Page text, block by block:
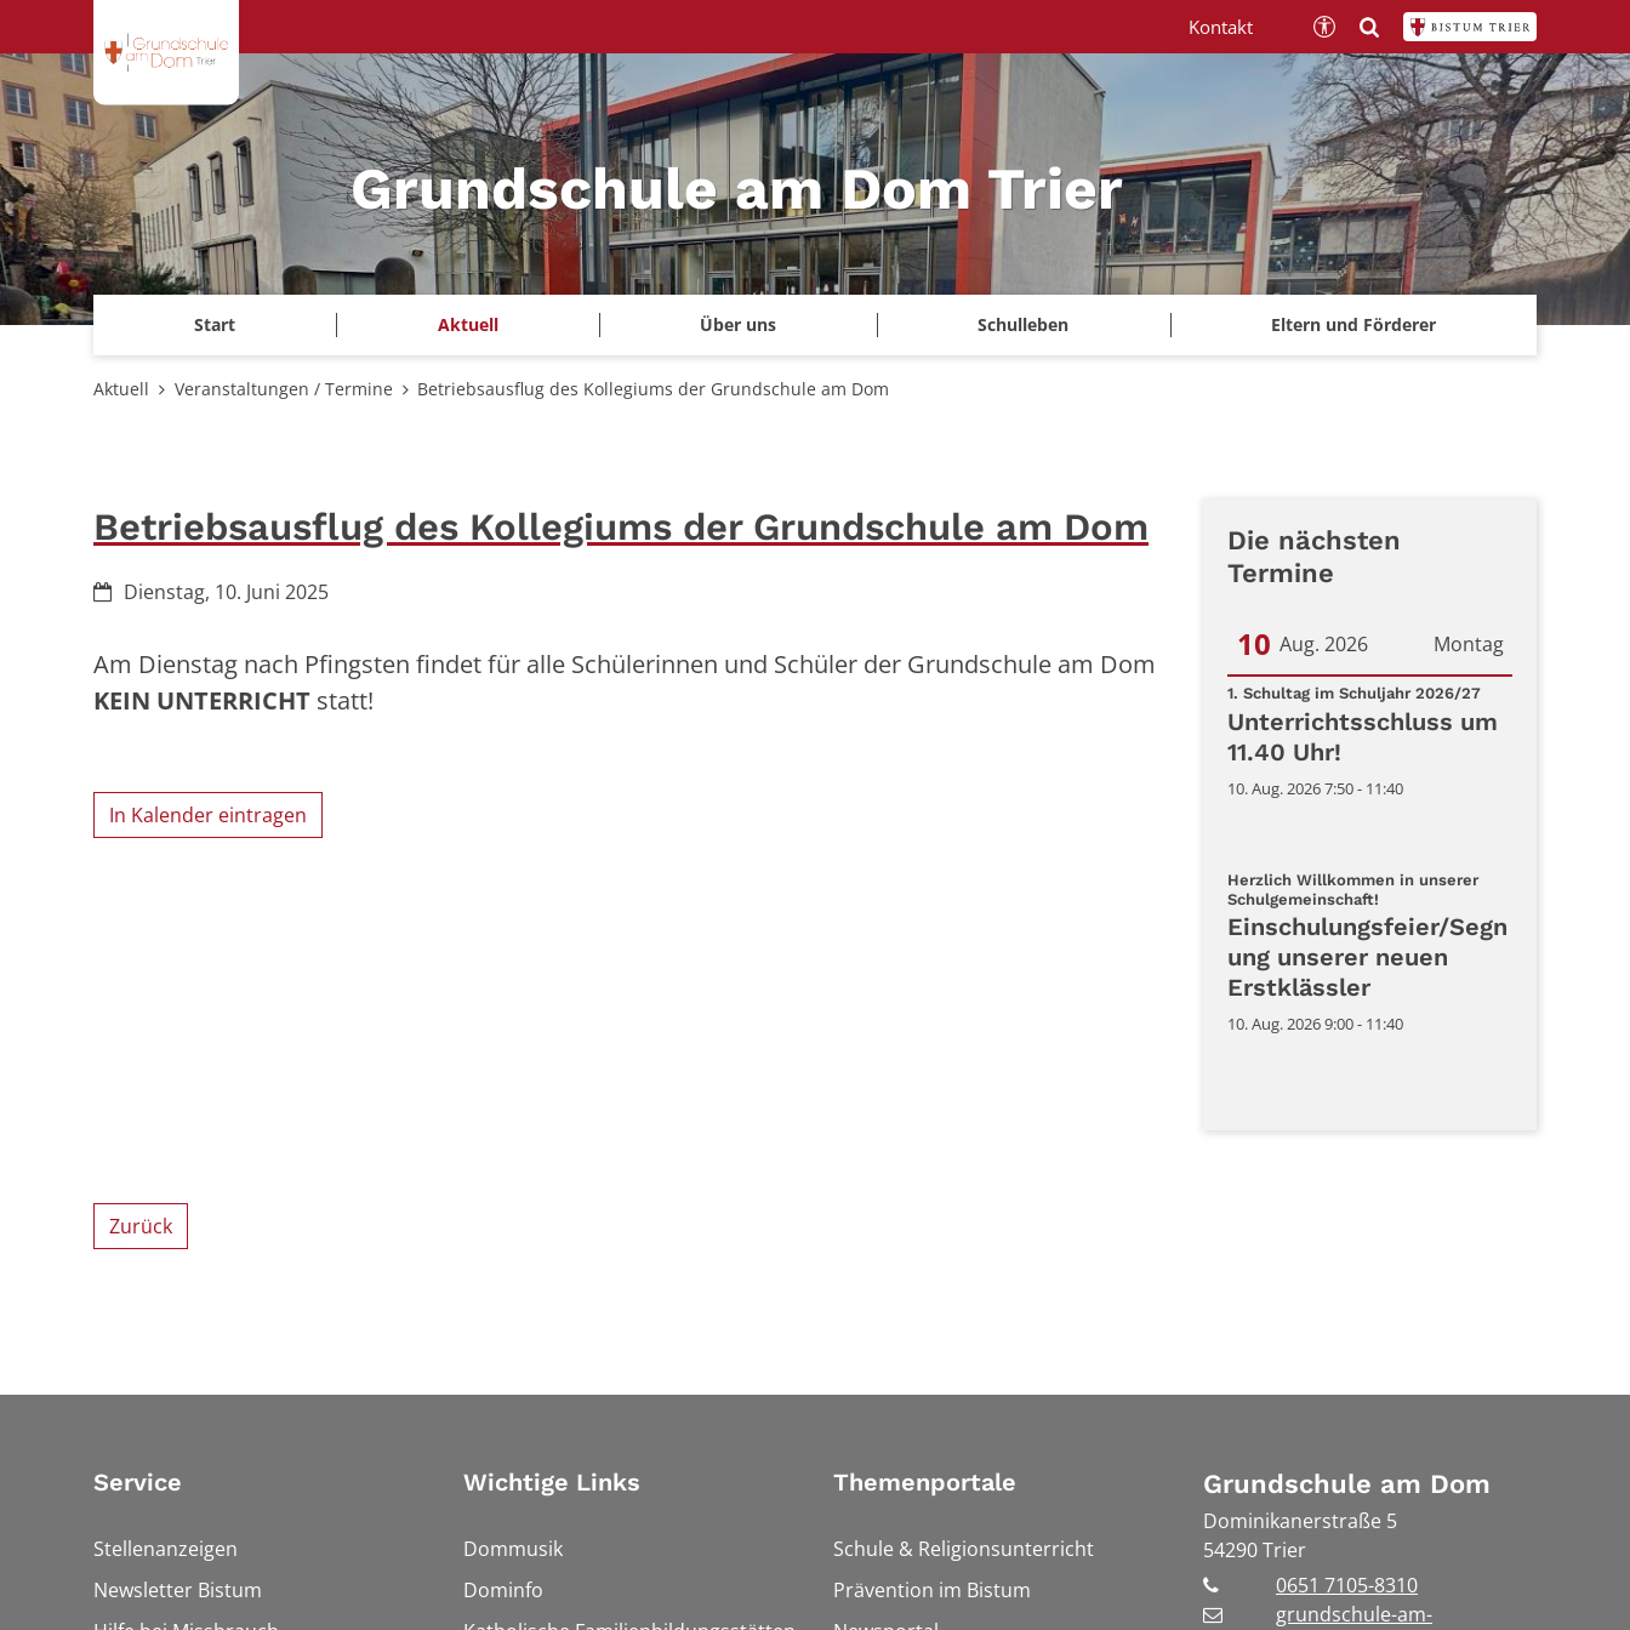
Grundschule am Dom Trier
Start Aktuell Über uns Schulleben Eltern und Förderer
Kontakt
Aktuell Veranstaltungen / Termine Betriebsausflug des Kollegiums der Grundschule am Dom
Betriebsausflug des Kollegiums der Grundschule am Dom
Datum:Dienstag, 10. Juni 2025
Am Dienstag nach Pfingsten findet für alle Schülerinnen und Schüler der Grundschule am Dom
KEIN UNTERRICHT statt!
In Kalender eintragen
Die nächsten
Termine
Montag
10 Aug. 2026
Datum: 10. August 2026
1. Schultag im Schuljahr 2026/27:
Unterrichtsschluss um
11.40 Uhr!
10. Aug. 2026 7:50 - 11:40
Herzlich Willkommen in unserer
Schulgemeinschaft!
Einschulungsfeier/Segn
ung unserer neuen
Erstklässler
10. Aug. 2026 9:00 - 11:40
Zurück
Service
Stellenanzeigen
Newsletter Bistum
Wichtige Links
Dommusik
Dominfo
Themenportale
Schule & Religionsunterricht
Prävention im Bistum
Grundschule am Dom
Dominikanerstraße 5
54290Trier
0651 7105-8310
grundschule-am-